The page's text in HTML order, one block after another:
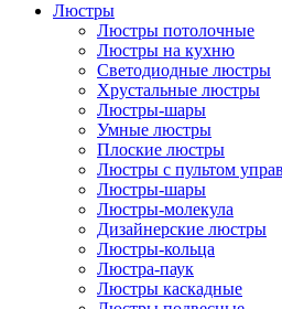
Люстры
Люстры потолочные
Люстры на кухню
Светодиодные люстры
Хрустальные люстры
Люстры-шары
Умные люстры
Плоские люстры
Люстры с пультом
Люстры-шары
Люстры-молекула
Дизайнерские люстры
Люстры-кольца
Люстра-паук
Люстры каскадные